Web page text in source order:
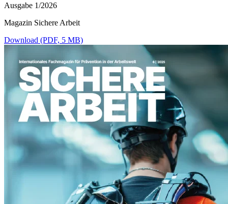
Ausgabe 1/2026
Magazin Sichere Arbeit
Download (PDF, 5 MB)